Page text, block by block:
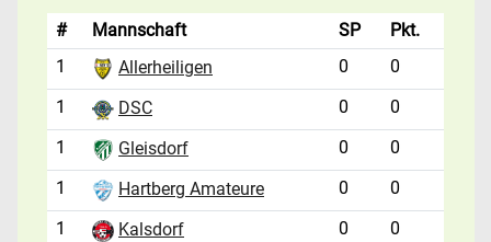
# Mannschaft SP
Pkt.
1
Allerheiligen 0
0
1
DSC 0
0
1
Gleisdorf 0
0
1
Hartberg Amateure 0
0
1
Kalsdorf 0 0